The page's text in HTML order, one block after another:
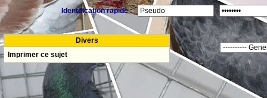
Identification rapide :
Divers
Imprimer ce sujet